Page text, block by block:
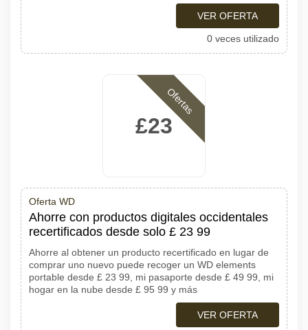
VER OFERTA
0 veces utilizado
£23
Ofertas
Oferta WD
Ahorre con productos digitales occidentales
recertificados desde solo £ 23 99
Ahorre al obtener un producto recertificado en lugar de
comprar uno nuevo puede recoger un WD elements
portable desde £ 23 99, mi pasaporte desde £ 49 99, mi
hogar en la nube desde £ 95 99 y más
VER OFERTA